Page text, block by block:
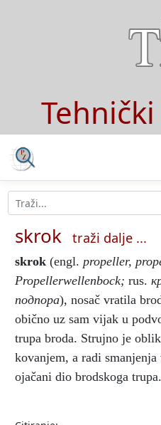
skrok traži dalje ...
skrok (engl. propeller,
Propellerwellenbock; rus.
подпора), nosač vratila
obično uz sam vijak u
trupa broda. Strujno je
kovanjem, a radi
ojačani dio brodskoga trupa.